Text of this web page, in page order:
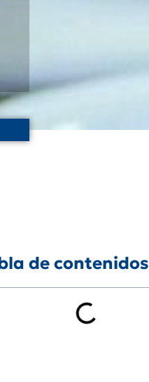
de contenidos